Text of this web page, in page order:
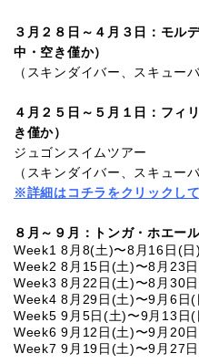
３月２８日～４月３日：モル
中・空き僅か）
（スキンダイバー、スキュー
４月２５日～５月１日：フィ
き僅か）
ジュゴンスイムツアー
（スキンダイバー、スキュー
※詳細はコチラをクリックし
８月～９月：トンガ・ホエー
Week1 8月8(土)〜8月16日(日)
Week2 8月15日(土)〜8月23
Week3 8月22日(土)〜8月30
Week4 8月29日(土)〜9月6日(
Week5 9月5日(土)〜9月13日(
Week6 9月12日(土)〜9月20
Week7 9月19日(土)〜9月27